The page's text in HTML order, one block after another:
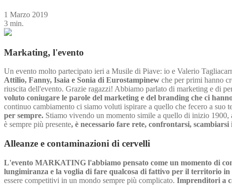
1 Marzo 2019
3 min.
Markating, l'evento
Un evento molto partecipato ieri a Musile di Piave: io e Valerio
Attilio, Fanny, Isaia e Sonia di Eurostampinew che per primi hanno
riuscita dell'evento. Grazie ragazzi! Abbiamo parlato di marketing e di
voluto coniugare le parole del marketing e del branding che ci
continuo cambiamento ci siamo voluti ispirare a quello che fecero a suo
per sempre. Stiamo vivendo un momento simile a quello di inizio
è sempre più presente, è necessario fare rete, confrontarsi,
Alleanze e contaminazioni di cervelli
L'evento MARKATING l'abbiamo pensato come un momento di
lungimiranza e la voglia di fare qualcosa di fattivo per il territorio
essere competitivi in un mondo sempre più complicato. Imprenditori a